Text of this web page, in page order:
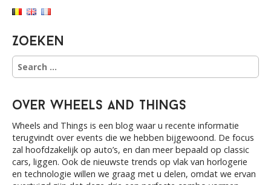
Zoeken
S
e
c
h
f
o
r
:
over Wheels and Things
Wheels and Things is een blog waar u recente informatie
terugvindt over events die we hebben bijgewoond. De focus
zal hoofdzakelijk op auto’s, en dan meer bepaald op classic
cars, liggen. Ook de nieuwste trends op vlak van horlogerie
en technologie willen we graag met u delen, omdat we ervan